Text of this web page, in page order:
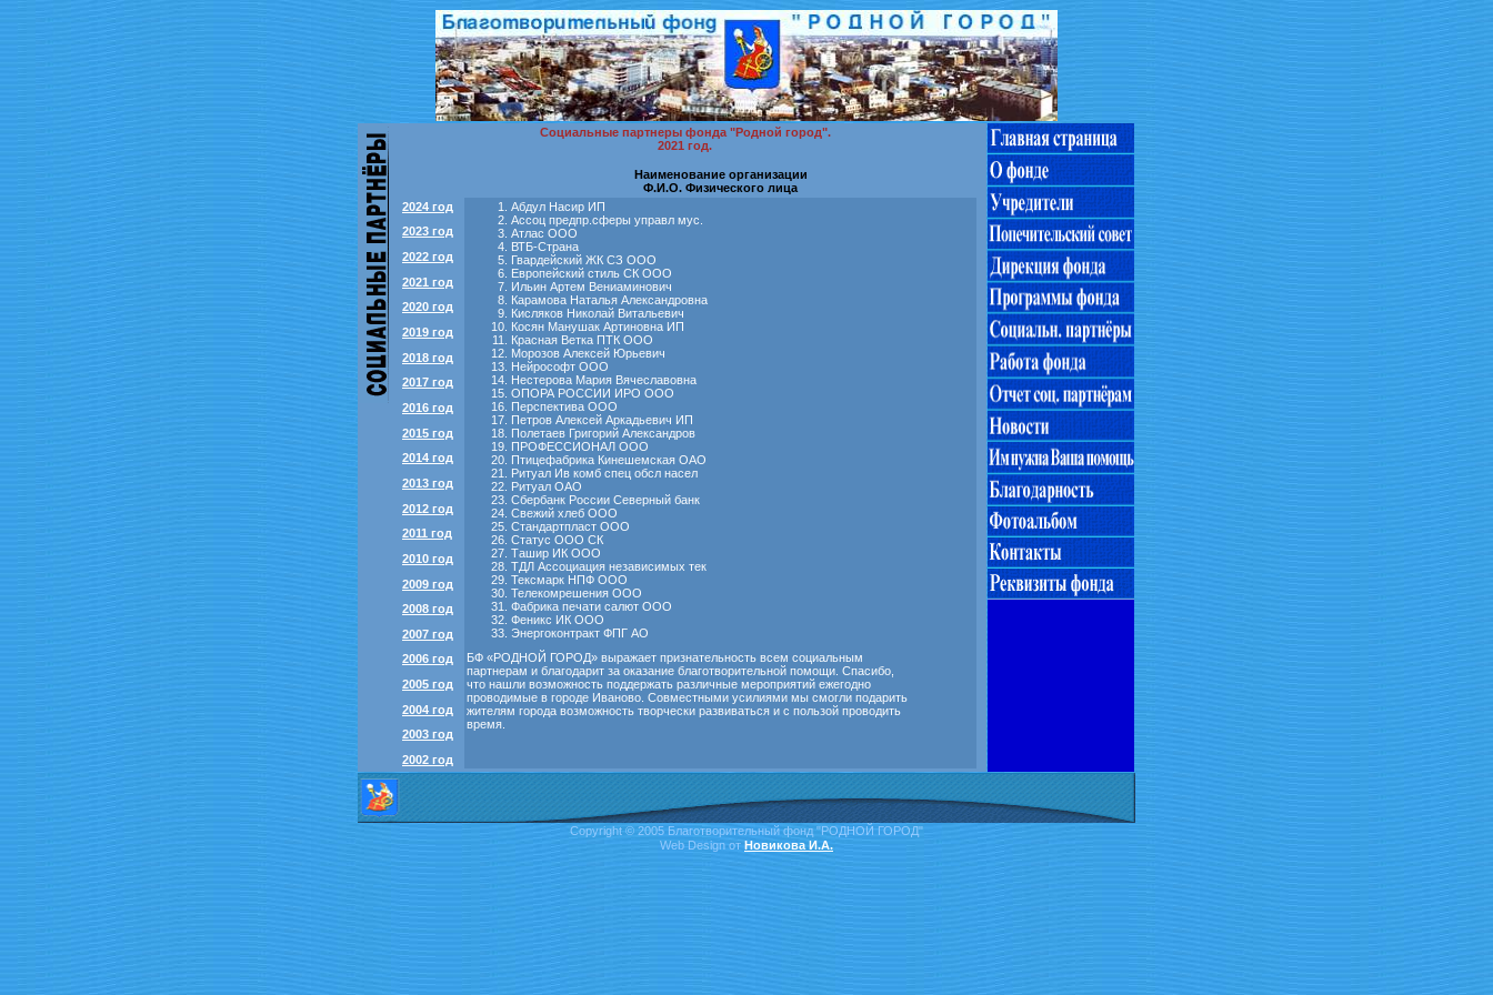
Социальные партнеры фонда "Родной город".
2021 год.
Наименование организации
Ф.И.О. Физического лица
2024 год
2023 год
2022 год
2021 год
2020 год
2019 год
2018 год
2017 год
2016 год
2015 год
2014 год
2013 год
2012 год
2011 год
2010 год
2009 год
2008 год
2007 год
2006 год
2005 год
2004 год
2003 год
2002 год
Абдул Насир ИП
Ассоц предпр.сферы управл мус.
Атлас ООО
ВТБ-Страна
Гвардейский ЖК СЗ ООО
Европейский стиль СК ООО
Ильин Артем Вениаминович
Карамова Наталья Александровна
Кисляков Николай Витальевич
Косян Манушак Артиновна ИП
Красная Ветка ПТК ООО
Морозов Алексей Юрьевич
Нейрософт ООО
Нестерова Мария Вячеславовна
ОПОРА РОССИИ ИРО ООО
Перспектива ООО
Петров Алексей Аркадьевич ИП
Полетаев Григорий Александров
ПРОФЕССИОНАЛ ООО
Птицефабрика Кинешемская ОАО
Ритуал Ив комб спец обсл насел
Ритуал ОАО
Сбербанк России Северный банк
Свежий хлеб ООО
Стандартпласт ООО
Статус ООО СК
Ташир ИК ООО
ТДЛ Ассоциация независимых тек
Тексмарк НПФ ООО
Телекомрешения ООО
Фабрика печати салют ООО
Феникс ИК ООО
Энергоконтракт ФПГ АО
БФ «РОДНОЙ ГОРОД» выражает признательность всем социальным
партнерам и благодарит за оказание благотворительной помощи. Спасибо,
что нашли возможность поддержать различные мероприятий ежегодно
проводимые в городе Иваново. Совместными усилиями мы смогли подарить
жителям города возможность творчески развиваться и с пользой проводить
время.
Copyright © 2005 Благотворительный фонд "РОДНОЙ ГОРОД"
Web Design от Новикова И.А.